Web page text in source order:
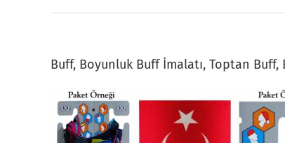
Buff, Boyunluk Buff İmalatı, Toptan Buff,